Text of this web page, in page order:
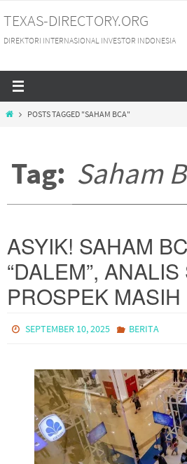
to
content
TEXAS-DIRECTORY.ORG
DIREKTORI INTERNASIONAL INVESTOR INDONESIA
HOMEPOSTS TAGGED "SAHAM BCA"
Tag: Saham
ASYIK! SAHAM
“DALEM”,
PROSPEK
SEPTEMBER 10, 2025 BERITA